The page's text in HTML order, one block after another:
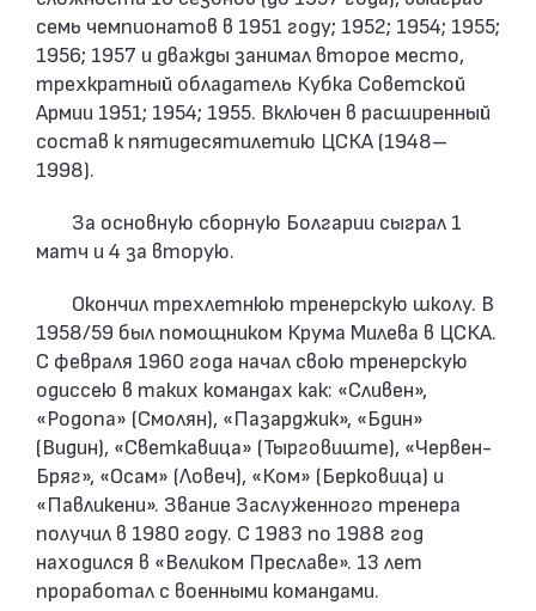
семь чемпионатов в 1951 году; 1952; 1954; 1955;
1956; 1957 и дважды занимал второе место,
трехкратный обладатель Кубка Советской
Армии 1951; 1954; 1955. Включен в расширенный
состав к пятидесятилетию ЦСКА (1948–
1998).
За основную сборную Болгарии сыграл 1
матч и 4 за вторую.
Окончил трехлетнюю тренерскую школу. В
1958/59 был помощником Крума Милева в ЦСКА.
С февраля 1960 года начал свою тренерскую
одиссею в таких командах как: «Сливен»,
«Родопа» (Смолян), «Пазарджик», «Бдин»
(Видин), «Светкавица» (Тырговиште), «Червен-
Бряг», «Осам» (Ловеч), «Ком» (Берковица) и
«Павликени». Звание Заслуженного тренера
получил в 1980 году. С 1983 по 1988 год
находился в «Великом Преславе». 13 лет
проработал с военными командами.